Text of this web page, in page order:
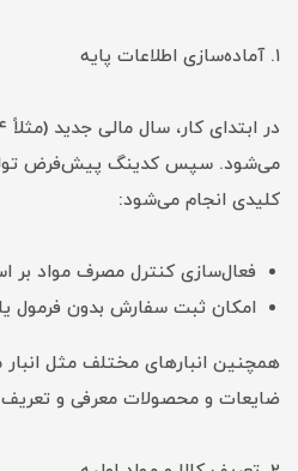
۱. آماده‌سازی اطلاعات پایه
می‌شود. سپس کدینگ پیش‌فرض
کلیدی انجام می‌شود:
فعال‌سازی کنترل مصرف مواد
امکان ثبت سفارش بدون فرمول یا
همچنین انبارهای مختلف مثل انبار
ضایعات و محصولات معرفی و